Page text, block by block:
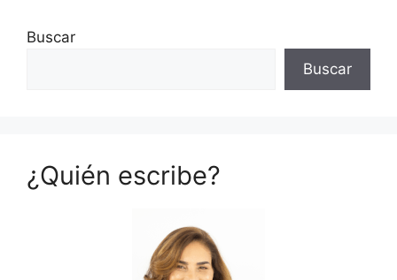
Buscar
Buscar
¿Quién escribe?